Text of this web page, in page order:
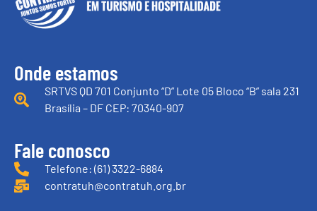
Onde estamos
SRTVS QD 701 Conjunto “D” Lote 05 Bloco “B” sala 231
Brasília – DF CEP: 70340-907
Fale conosco
Telefone: (61) 3322-6884
contratuh@contratuh.org.br